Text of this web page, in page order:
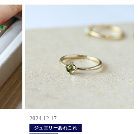
2024.12.17
ジュエリーあれこれ